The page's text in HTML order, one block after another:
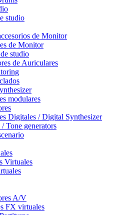
studio
de Monitor
de Monitor
studio
de Auriculares
modulares
Digitales / Digital Synthesizer
Tone generators
Virtuales
A/V
FX virtuales